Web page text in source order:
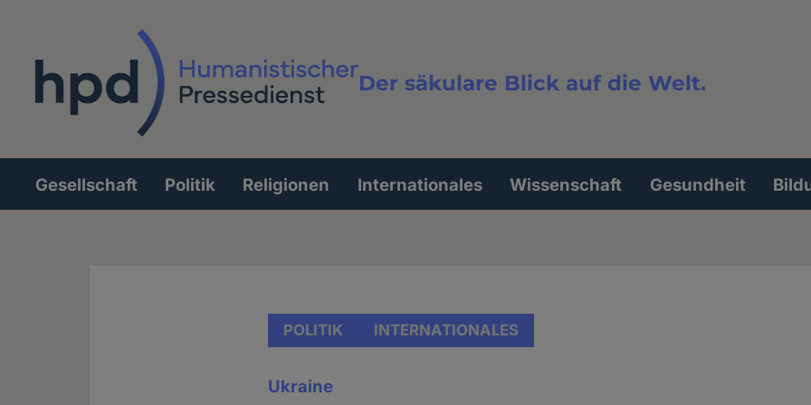
Der säkulare Blick auf die Welt.
Volltextsuche
Hauptnavigation
Gesellschaft Politik Religionen Internationales Wissenschaft Gesundheit
POLITIK INTERNATIONALES
Ukraine